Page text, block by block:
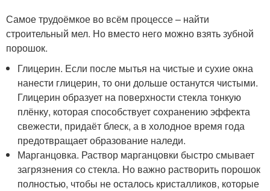
Самое трудоёмкое во всём процессе – найти
строительный мел. Но вместо него можно взять зубной
порошок.
Глицерин. Если после мытья на чистые и сухие окна
нанести глицерин, то они дольше останутся чистыми.
Глицерин образует на поверхности стекла тонкую
плёнку, которая способствует сохранению эффекта
свежести, придаёт блеск, а в холодное время года
предотвращает образование наледи.
Марганцовка. Раствор марганцовки быстро смывает
загрязнения со стекла. Но важно растворить порошок
полностью, чтобы не осталось кристалликов, которые